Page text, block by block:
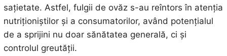
sațietate. Astfel, fulgii de ovăz s-au reîntors în atenția
nutriționiștilor și a consumatorilor, având potențialul
de a sprijini nu doar sănătatea generală, ci și
controlul greutății.